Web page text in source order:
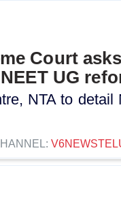
Court
UG
NTA to